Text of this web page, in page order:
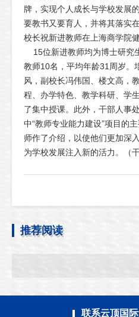
牌，实现个人成长与学校发展
要教书又要育人，并将其落实
校长祝新进教师在上海商学院健
15位新进教师均为博士研究
教师10名，平均年龄31周岁。
风，副校长冯伟国、楼文高，
程、办学特色、教学科研、学
了集中授课。此外，干部人事
中“教师专业能力建设”项目的
师作了介绍，以使他们更加深
为学校发展注入新的活力。（
推荐阅读
联系云顶国